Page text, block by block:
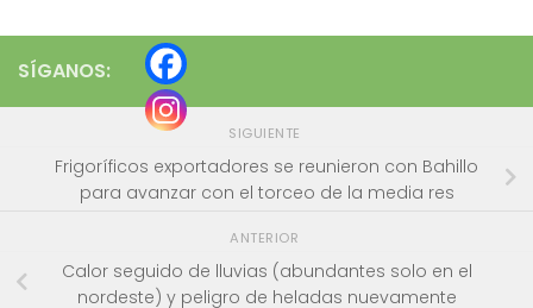
SÍGANOS:
SIGUIENTE
Frigoríficos exportadores se reunieron con Bahillo
para avanzar con el torceo de la media res
ANTERIOR
Calor seguido de lluvias (abundantes solo en el
nordeste) y peligro de heladas nuevamente